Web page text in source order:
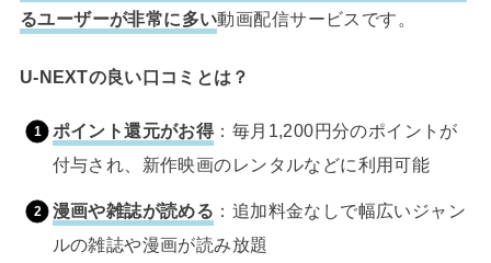
るユーザーが非常に多い動画配信サービスです。
U-NEXTの良い口コミとは？
ポイント還元がお得：毎月1,200円分のポイントが
付与され、新作映画のレンタルなどに利用可能
漫画や雑誌が読める ：追加料金なしで幅広いジャン
ルの雑誌や漫画が読み放題